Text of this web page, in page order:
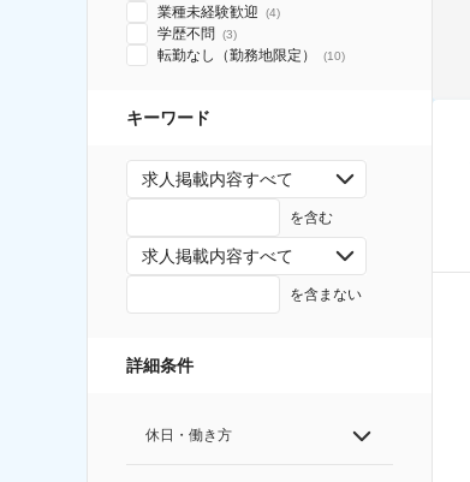
業種未経験歓迎 (4)
学歴不問 (3)
転勤なし（勤務地限定） (10)
キーワード
求人掲載内容すべて
を含む
求人掲載内容すべて
を含まない
詳細条件
休日・働き方